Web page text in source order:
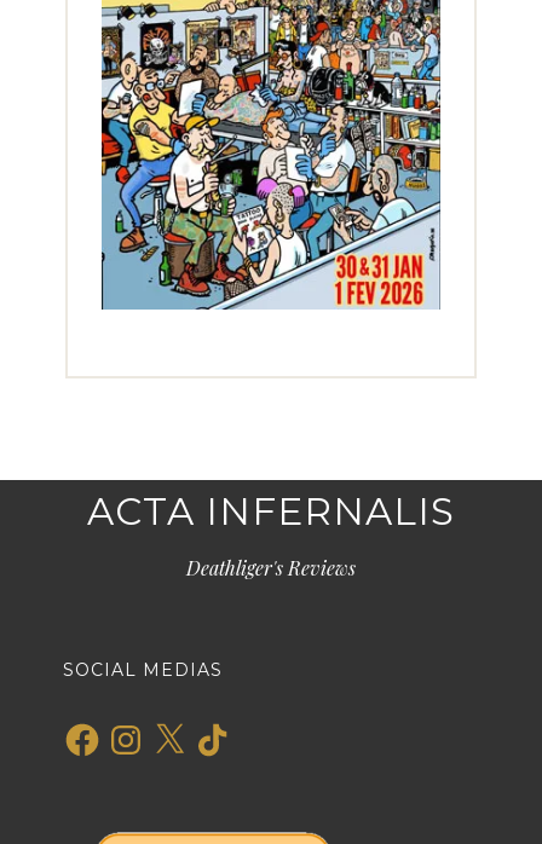
ACTA INFERNALIS
Deathliger's Reviews
SOCIAL MEDIAS
FacebookInstagram
X TikTok